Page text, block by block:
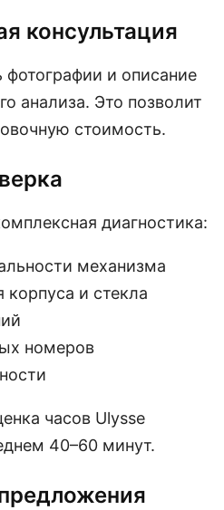
консультация
и описание
анализа. Это позволит
стоимость.
диагностика:
механизма
корпуса и стекла
номеров
часов Ulysse
40–60 минут.